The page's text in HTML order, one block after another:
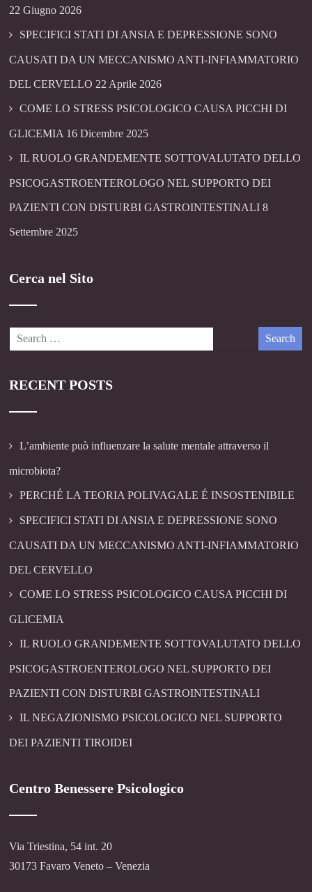
22 Giugno 2026
SPECIFICI STATI DI ANSIA E DEPRESSIONE SONO
CAUSATI DA UN MECCANISMO ANTI-INFIAMMATORIO
DEL CERVELLO 22 Aprile 2026
COME LO STRESS PSICOLOGICO CAUSA PICCHI DI
GLICEMIA 16 Dicembre 2025
IL RUOLO GRANDEMENTE SOTTOVALUTATO DELLO
PSICOGASTROENTEROLOGO NEL SUPPORTO DEI
PAZIENTI CON DISTURBI GASTROINTESTINALI 8
Settembre 2025
Cerca nel Sito
RECENT POSTS
L’ambiente può influenzare la salute mentale attraverso il
microbiota?
PERCHÉ LA TEORIA POLIVAGALE É INSOSTENIBILE
SPECIFICI STATI DI ANSIA E DEPRESSIONE SONO
CAUSATI DA UN MECCANISMO ANTI-INFIAMMATORIO
DEL CERVELLO
COME LO STRESS PSICOLOGICO CAUSA PICCHI DI
GLICEMIA
IL RUOLO GRANDEMENTE SOTTOVALUTATO DELLO
PSICOGASTROENTEROLOGO NEL SUPPORTO DEI
PAZIENTI CON DISTURBI GASTROINTESTINALI
IL NEGAZIONISMO PSICOLOGICO NEL SUPPORTO
DEI PAZIENTI TIROIDEI
Centro Benessere Psicologico
Via Triestina, 54 int. 20
30173 Favaro Veneto – Venezia